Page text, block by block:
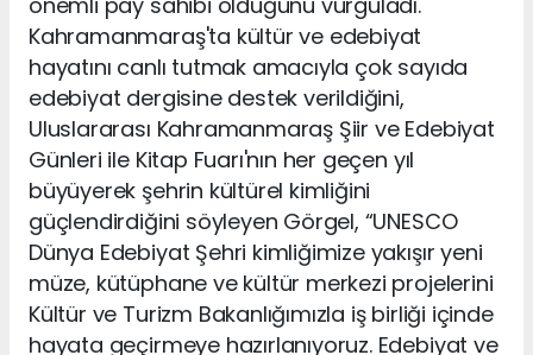
Kahramanmaraş'ta kültür ve edebiyat
hayatını canlı tutmak amacıyla çok sayıda
edebiyat dergisine destek verildiğini,
Uluslararası Kahramanmaraş Şiir ve Edebiyat
Günleri ile Kitap Fuarı'nın her geçen yıl
büyüyerek şehrin kültürel kimliğini
güçlendirdiğini söyleyen Görgel, “UNESCO
Dünya Edebiyat Şehri kimliğimize yakışır yeni
müze, kütüphane ve kültür merkezi projelerini
Kültür ve Turizm Bakanlığımızla iş birliği içinde
hayata geçirmeye hazırlanıyoruz. Edebiyat ve